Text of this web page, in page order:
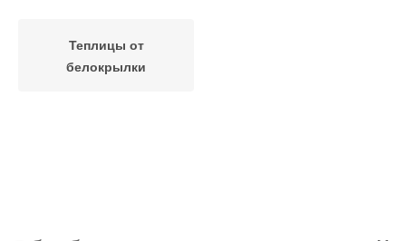
Теплицы от
белокрылки